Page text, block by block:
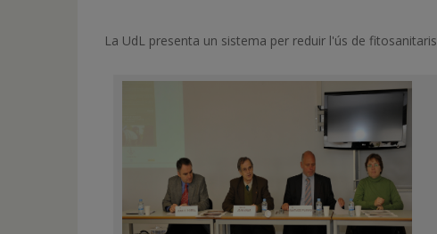
La UdL presenta un sistema per reduir l'ús de fitosanitaris